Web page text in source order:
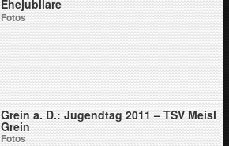
Ehejubilare
Fotos
Grein a. D.: Jugendtag 2011 – TSV Meisl
Grein
Fotos